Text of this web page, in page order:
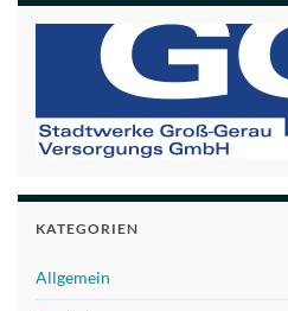
KATEGORIEN
Allgemein